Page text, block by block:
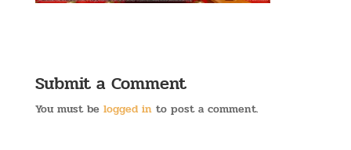
Submit a Comment
You must be logged into post a comment.